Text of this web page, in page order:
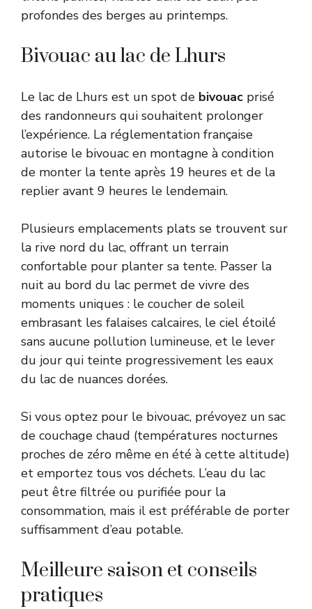
profondes des berges au printemps.
Bivouac au lac de Lhurs
Le lac de Lhurs est un spot de bivouac prisé
des randonneurs qui souhaitent prolonger
l’expérience. La réglementation française
autorise le bivouac en montagne à condition
de monter la tente après 19 heures et de la
replier avant 9 heures le lendemain.
Plusieurs emplacements plats se trouvent sur
la rive nord du lac, offrant un terrain
confortable pour planter sa tente. Passer la
nuit au bord du lac permet de vivre des
moments uniques : le coucher de soleil
embrasant les falaises calcaires, le ciel étoilé
sans aucune pollution lumineuse, et le lever
du jour qui teinte progressivement les eaux
du lac de nuances dorées.
Si vous optez pour le bivouac, prévoyez un sac
de couchage chaud (températures nocturnes
proches de zéro même en été à cette altitude)
et emportez tous vos déchets. L’eau du lac
peut être filtrée ou purifiée pour la
consommation, mais il est préférable de porter
suffisamment d’eau potable.
Meilleure saison et conseils
pratiques